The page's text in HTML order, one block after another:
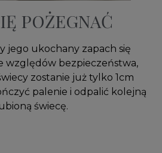
POŻEGNAĆ
jego ukochany zapach się
względów bezpieczeństwa,
zostanie już tylko 1cm
palenie i odpalić kolejną
świecę.